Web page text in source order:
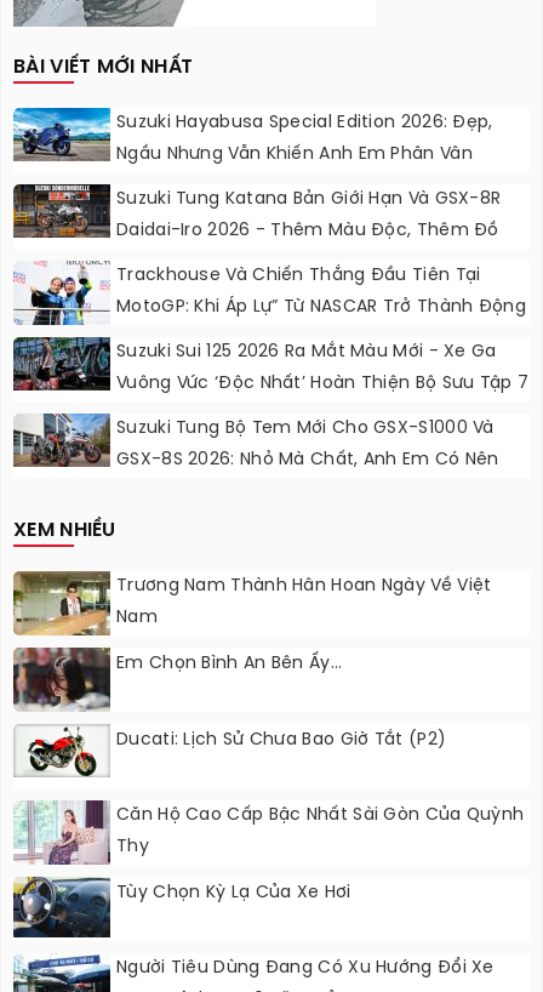
BÀI VIẾT MỚI NHẤT
Suzuki Hayabusa Special Edition 2026: Đẹp,
Ngầu Nhưng Vẫn Khiến Anh Em Phân Vân
Suzuki Tung Katana Bản Giới Hạn Và GSX-8R
Daidai-Iro 2026 - Thêm Màu Độc, Thêm Đồ
Chơi, Thêm Cá Tính
Trackhouse Và Chiến Thắng Đầu Tiên Tại
MotoGP: Khi Áp Lự” Từ NASCAR Trở Thành Động
Lực Ngọt Ngào
Suzuki Sui 125 2026 Ra Mắt Màu Mới - Xe Ga
Vuông Vức ‘độc Nhất’ Hoàn Thiện Bộ Sưu Tập 7
Sắc Cầu Vồng
Suzuki Tung Bộ Tem Mới Cho GSX-S1000 Và
GSX-8S 2026: Nhỏ Mà Chất, Anh Em Có Nên
XEM NHIỀU
Trương Nam Thành Hân Hoan Ngày Về Việt
Nam
Em Chọn Bình An Bên Ấy...
Ducati: Lịch Sử Chưa Bao Giờ Tắt (P2)
Căn Hộ Cao Cấp Bậc Nhất Sài Gòn Của Quỳnh
Thy
Tùy Chọn Kỳ Lạ Của Xe Hơi
Người Tiêu Dùng Đang Có Xu Hướng Đổi Xe